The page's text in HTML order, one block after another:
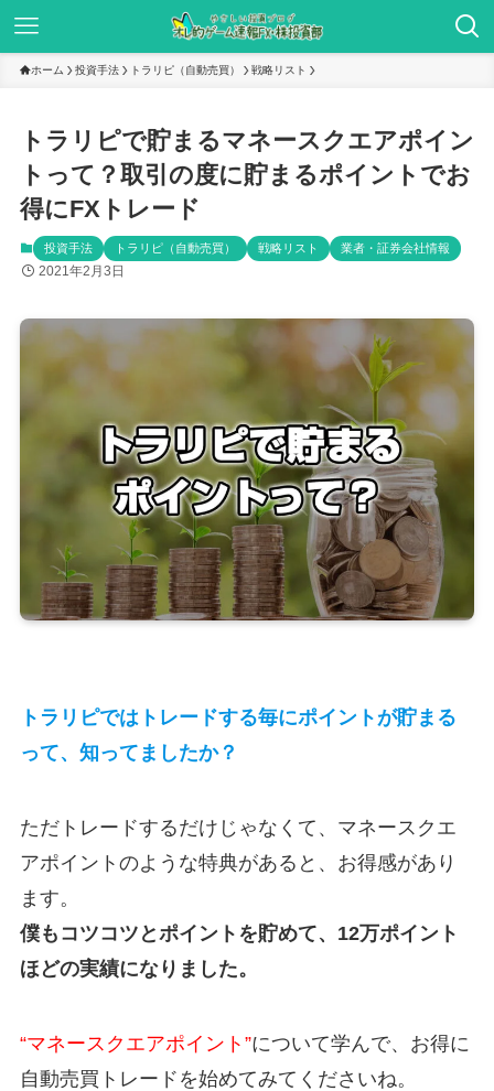
ホーム 投資手法 トラリピ（自動売買） 戦略リスト
トラリピで貯まるマネースクエアポイン
トって？取引の度に貯まるポイントでお
得にFXトレード
投資手法 トラリピ（自動売買） 戦略リスト 業者・証券会社情報
2021年2月3日
トラリピではトレードする毎にポイントが貯まる
って、知ってましたか？
ただトレードするだけじゃなくて、マネースクエ
アポイントのような特典があると、お得感があり
ます。
僕もコツコツとポイントを貯めて、12万ポイント
ほどの実績になりました。
“マネースクエアポイント”について学んで、お得に
自動売買トレードを始めてみてくださいね。